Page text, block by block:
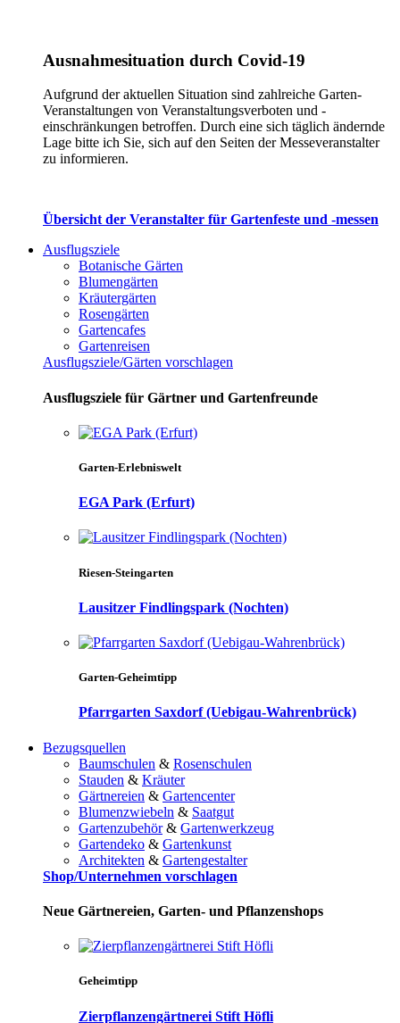
Ausnahmesituation durch Covid-19
Aufgrund der aktuellen Situation sind zahlreiche Garten-
Veranstaltungen von Veranstaltungsverboten und -
einschränkungen betroffen. Durch eine sich täglich ändernde
Lage bitte ich Sie, sich auf den Seiten der Messeveranstalter
zu informieren.
Übersicht der Veranstalter für Gartenfeste und -messen
Ausflugsziele
Botanische Gärten
Blumengärten
Kräutergärten
Rosengärten
Gartencafes
Gartenreisen
Ausflugsziele/Gärten vorschlagen
Ausflugsziele für Gärtner und Gartenfreunde
Garten-Erlebniswelt
EGA Park (Erfurt)
Riesen-Steingarten
Lausitzer Findlingspark (Nochten)
Garten-Geheimtipp
Pfarrgarten Saxdorf (Uebigau-Wahrenbrück)
Bezugsquellen
Baumschulen & Rosenschulen
Stauden & Kräuter
Gärtnereien & Gartencenter
Blumenzwiebeln & Saatgut
Gartenzubehör& Gartenwerkzeug
Gartendeko & Gartenkunst
Architekten & Gartengestalter
Shop/Unternehmen vorschlagen
Neue Gärtnereien, Garten- und Pflanzenshops
Geheimtipp
Zierpflanzengärtnerei Stift Höfli